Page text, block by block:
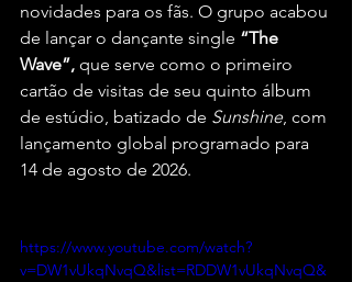
novidades para os fãs. O grupo acabou
de lançar o dançante single “The
Wave”, que serve como o primeiro
cartão de visitas de seu quinto álbum
de estúdio, batizado de Sunshine, com
lançamento global programado para
14 de agosto de 2026.
https://www.youtube.com/watch?
v=DW1vUkqNvqQ&list=RDDW1vUkqNvqQ&